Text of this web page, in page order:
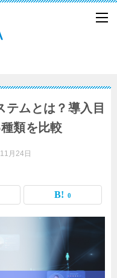
テムとは？導入目
類を比較
月24日
0